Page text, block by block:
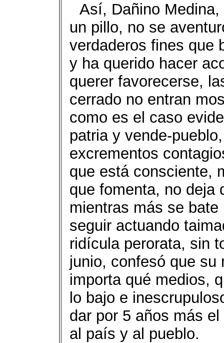
Así, Dañino
un pillo, no se
verdaderos fines que
y ha querido hacer
querer favorecerse,
cerrado no entran
como es el caso
patria y vende-
excrementos
que está consciente,
que fomenta, no deja
mientras más se
seguir actuando
ridícula perorata, sin
junio, confesó que su
importa qué medios,
lo bajo e
dar por 5 años más
al país y al pueblo.